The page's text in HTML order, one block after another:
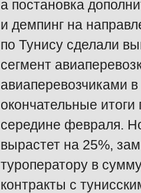
а постановка
и демпинг на
по Тунису сделали
сегмент
авиаперевозчиками
окончательные
середине февраля.
вырастет на 25%,
туроператору в
контракты с